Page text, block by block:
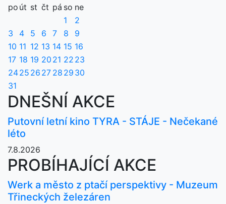
po út st čt pá so ne
1
2
3
4 5 6 7 8
9
10 11 12 13 14 15 16
17 18 19 20 21 22 23
2425 26 27 28 29 30
31
DNEŠNÍ AKCE
Putovní letní kino TYRA - STÁJE - Nečekané
léto
7.8.2026
PROBÍHAJÍCÍ AKCE
Werk a město z ptačí perspektivy - Muzeum
Třineckých železáren